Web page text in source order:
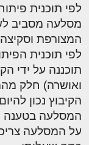
לפי תוכנית
מסלעה מסביב
המצורפת
לפי תוכנית
תוכננה על ידי
ואושרה) חלק
הקיבוץ נכון
המסלעה בטענה
על המסלעה צריכה